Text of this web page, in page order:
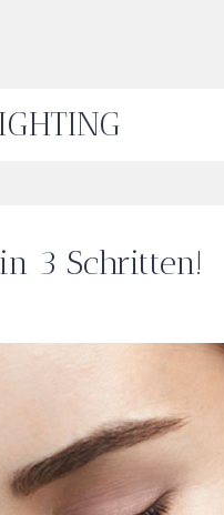
3 Schritten!